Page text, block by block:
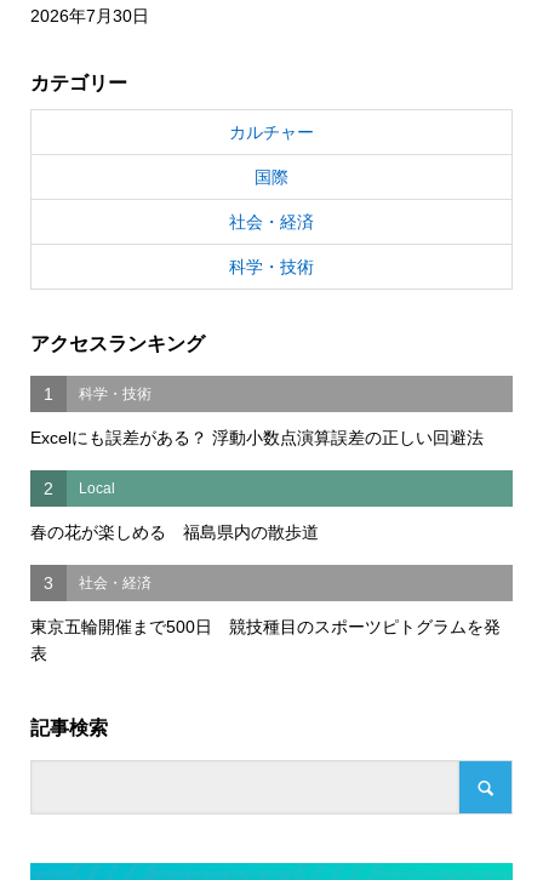
2026年7月30日
カテゴリー
カルチャー
国際
社会・経済
科学・技術
アクセスランキング
1 科学・技術
Excelにも誤差がある？ 浮動小数点演算誤差の正しい回避法
2 Local
春の花が楽しめる 福島県内の散歩道
3 社会・経済
東京五輪開催まで500日 競技種目のスポーツピトグラムを発
表
記事検索